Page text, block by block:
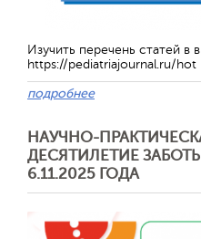
Изучить перечень статей
https://pediatriajournal.ru/hot
подробнее
НАУЧНО-
ДЕСЯТИЛЕТИЕ
6.11.2025 ГОДА